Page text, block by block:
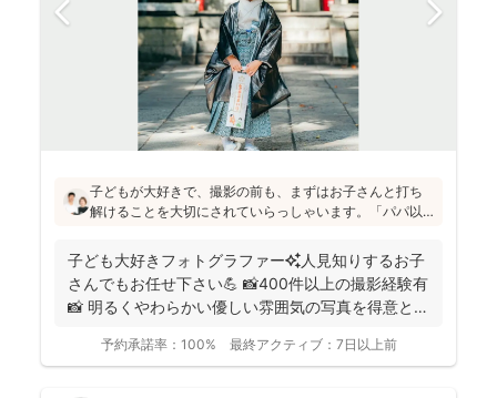
子どもが大好きで、撮影の前も、まずはお子さんと打ち
解けることを大切にされていらっしゃいます。「パパ以
た！」というお声も！明るく優しい雰囲気の仕上がりの
写真をお求めの方にはぜひおすすめです♪
子ども大好きフォトグラファー✨人見知りするお子
さんでもお任せ下さい💪 📸400件以上の撮影経験有
📸 明るくやわらかい優しい雰囲気の写真を得意とし
予約承諾率： 100% 最終アクティブ： 7日以上前